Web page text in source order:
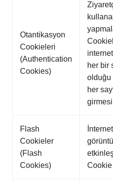
Otantikasyon
Cookieleri
(Authentication
Cookies)
her bir
olduğu
her
Flash
Cookieler
(Flash
Cookies)
Cookie